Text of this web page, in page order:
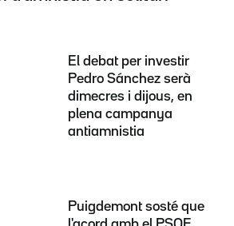
El debat per investir
Pedro Sánchez serà
dimecres i dijous, en
plena campanya
antiamnistia
Puigdemont sosté que